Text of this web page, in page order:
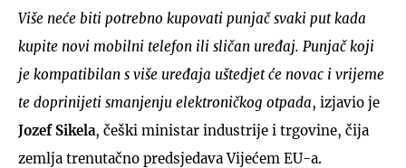
Više neće biti potrebno kupovati punjač svaki put kada
kupite novi mobilni telefon ili sličan uređaj. Punjač koji
je kompatibilan s više uređaja uštedjet će novac i vrijeme
te doprinijeti smanjenju elektroničkog otpada, izjavio je
Jozef Sikela, češki ministar industrije i trgovine, čija
zemlja trenutačno predsjedava Vijećem EU-a.